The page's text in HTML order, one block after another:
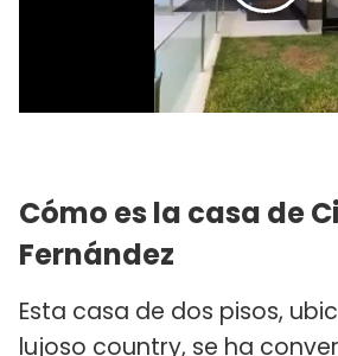
Cómo es la casa de
Fernández
Esta casa de dos pisos,
lujoso country, se ha